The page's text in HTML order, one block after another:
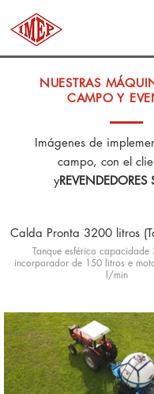
NUESTRAS
CAMPO Y
Imágenes de
campo, con el
yREVENDEDORES
Calda Pronta 3200 litros
Tanque esférico
incorporador de 150 litros e
l/min